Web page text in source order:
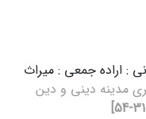
: اراده جمعی : میراث
مدینه‌ دینی‌ و دین‌